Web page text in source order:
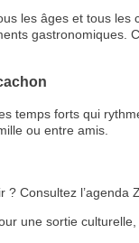
les âges et tous
gastronomiques.
temps forts qui
ou entre amis.
? Consultez
une sortie